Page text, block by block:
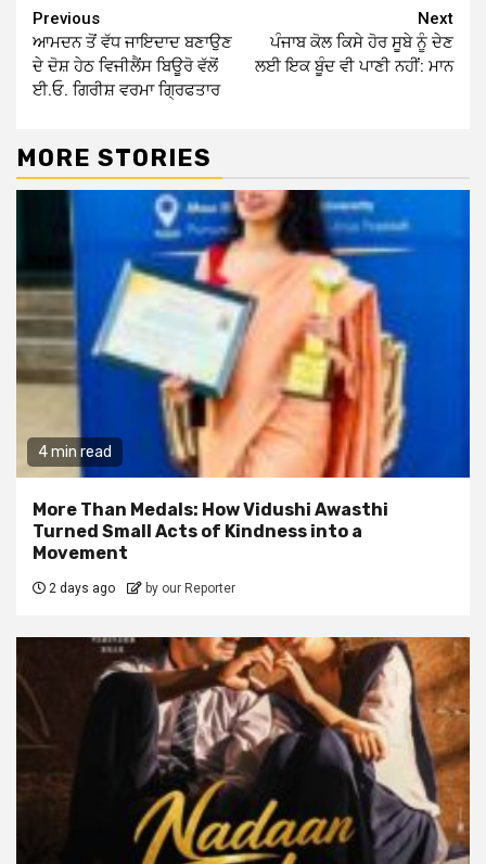
Continue
Reading
Previous
ਆਮਦਨ ਤੋਂ ਵੱਧ ਜਾਇਦਾਦ ਬਣਾਉਣ
ਦੇ ਦੋਸ਼ ਹੇਠ ਵਿਜੀਲੈਂਸ ਬਿਊਰੋ ਵੱਲੋਂ
ਈ.ਓ. ਗਿਰੀਸ਼ ਵਰਮਾ ਗ੍ਰਿਫਤਾਰ
Next
ਪੰਜਾਬ ਕੋਲ ਕਿਸੇ ਹੋਰ ਸੂਬੇ ਨੂੰ ਦੇਣ
ਲਈ ਇਕ ਬੂੰਦ ਵੀ ਪਾਣੀ ਨਹੀਂ: ਮਾਨ
MORE STORIES
4 min read
More Than Medals: How Vidushi Awasthi
Turned Small Acts of Kindness into a
Movement
2 days ago by our Reporter